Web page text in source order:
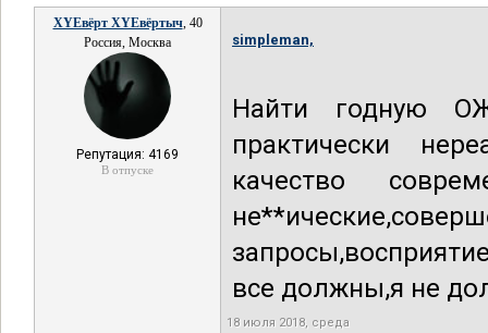
XYEвёрт XYEвёртыч, 40
Россия, Москва
Репутация: 4169
В отпуске
simpleman,
Найти годную
практически
качество
все должны,я не
18 июля 2018, среда